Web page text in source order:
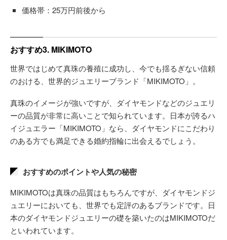
価格帯：25万円前後から
おすすめ3. MIKIMOTO
世界ではじめて真珠の養殖に成功し、今でも揺るぎない信頼
のおける、世界的ジュエリーブランド「MIKIMOTO」。
真珠のイメージが強いですが、ダイヤモンドなどのジュエリ
ーの品質が非常に高いことで知られています。日本が誇るハ
イジュエラー「MIKIMOTO」なら、ダイヤモンドにこだわり
のある方でも満足できる婚約指輪に出会えるでしょう。
おすすめのポイントや人気の秘密
MIKIMOTOは真珠の品質はもちろんですが、ダイヤモンドジ
ュエリーにおいても、世界でも定評のあるブランドです。日
本のダイヤモンドジュエリーの礎を築いたのはMIKIMOTOだ
といわれています。